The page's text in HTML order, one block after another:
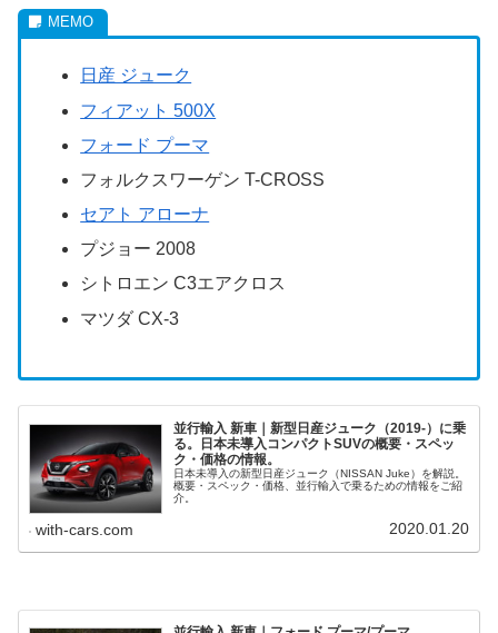
日産 ジューク
フィアット 500X
フォード プーマ
フォルクスワーゲン T-CROSS
セアト アローナ
プジョー 2008
シトロエン C3エアクロス
マツダ CX-3
並行輸入 新車｜新型日産ジューク（2019-）に乗
る。日本未導入コンパクトSUVの概要・スペッ
ク・価格の情報。
日本未導入の新型日産ジューク（NISSAN Juke）を解説。
概要・スペック・価格、並行輸入で乗るための情報をご紹
介。
with-cars.com 2020.01.20